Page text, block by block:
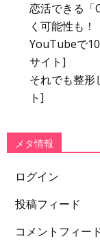
恋活できる「
く可能性も！
YouTubeで
サイト]
それでも整形
ト]
メタ情報
ログイン
投稿フィード
コメントフィー